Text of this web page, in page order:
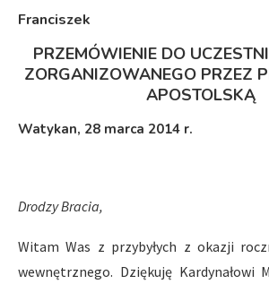
Franciszek
PRZEMÓWIENIE DO
ZORGANIZOWANEGO PRZEZ
APOSTOLSKĄ
Watykan, 28 marca 2014 r.
Drodzy Bracia,
Witam Was z przybyłych z okazji
wewnętrznego. Dziękuję Kardynałowi